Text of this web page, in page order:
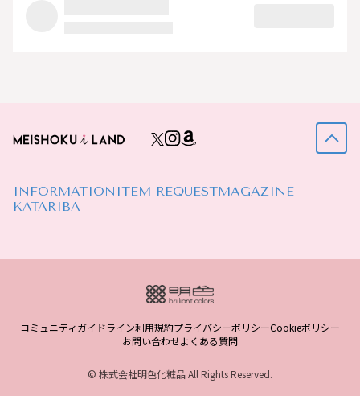
INFORMATION ITEM REQUESTMAGAZINE
KATARIBA
コミュニティガイドライン利用規約プライバシーポリシーCookieポリシー
お問い合わせよくある質問
© 株式会社明色化粧品 All Rights Reserved.